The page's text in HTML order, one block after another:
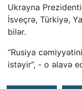
Ukrayna
İsveçrə, Türkiyə,
bilər.
“Rusiya
istəyir”, - o əlavə